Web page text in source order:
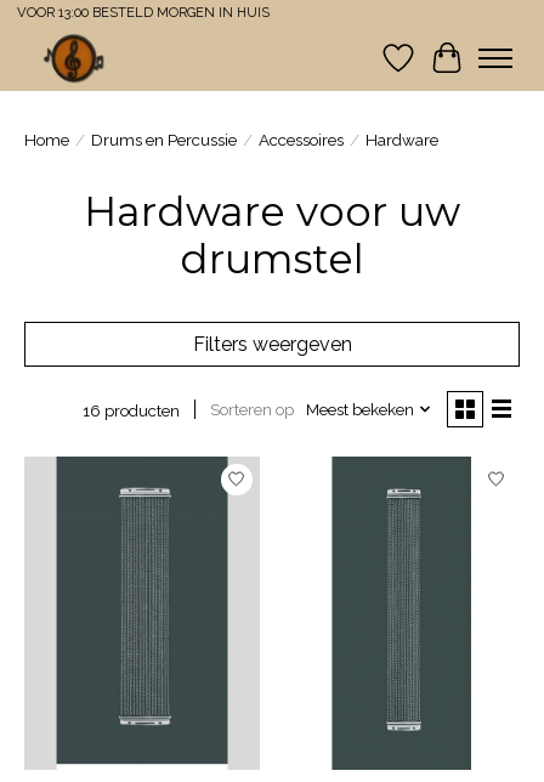
VOOR 13:00 BESTELD MORGEN IN HUIS
Verlanglijst
Home / Drums en Percussie / Accessoires / Hardware
Hardware voor uw
drumstel
Filters weergeven
16 producten Sorteren op Meest bekeken